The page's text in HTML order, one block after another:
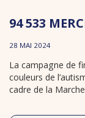
94 533
28 MAI 2024
La campagne de
couleurs de
cadre de la